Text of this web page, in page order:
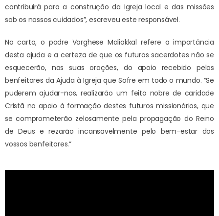
contribuirá para a construção da Igreja local e das missões
sob os nossos cuidados”, escreveu este responsável.
Na carta, o padre Varghese Maliakkal refere a importância
desta ajuda e a certeza de que os futuros sacerdotes não se
esquecerão, nas suas orações, do apoio recebido pelos
benfeitores da Ajuda à Igreja que Sofre em todo o mundo. “Se
puderem ajudar-nos, realizarão um feito nobre de caridade
Cristã no apoio à formação destes futuros missionários, que
se comprometerão zelosamente pela propagação do Reino
de Deus e rezarão incansavelmente pelo bem-estar dos
vossos benfeitores.”